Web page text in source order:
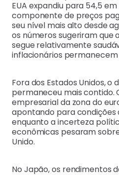
EUA expandiu para 54,5
componente de preços
seu nível mais alto desde
os números sugeriram que
segue relativamente
inflacionários permanecem
Fora dos Estados Unidos,
permaneceu mais contido.
empresarial da zona do
apontando para
enquanto a incerteza
econômicas pesaram
Unido.
No Japão, os rendimentos